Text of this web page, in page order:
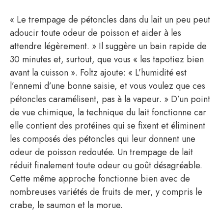
« Le trempage de pétoncles dans du lait un peu peut
adoucir toute odeur de poisson et aider à les
attendre légèrement. » Il suggère un bain rapide de
30 minutes et, surtout, que vous « les tapotiez bien
avant la cuisson ». Foltz ajoute: « L’humidité est
l’ennemi d’une bonne saisie, et vous voulez que ces
pétoncles caramélisent, pas à la vapeur. » D’un point
de vue chimique, la technique du lait fonctionne car
elle contient des protéines qui se fixent et éliminent
les composés des pétoncles qui leur donnent une
odeur de poisson redoutée. Un trempage de lait
réduit finalement toute odeur ou goût désagréable.
Cette même approche fonctionne bien avec de
nombreuses variétés de fruits de mer, y compris le
crabe, le saumon et la morue.